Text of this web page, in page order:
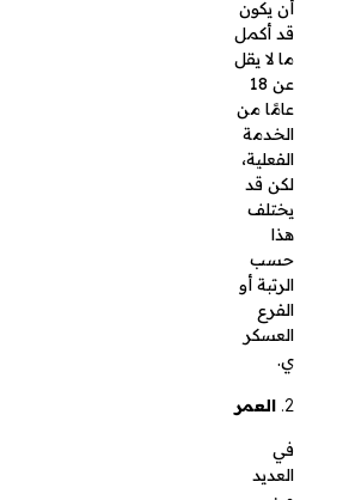
يختلف
هذا حسب
الرتبة أو
الفرع
العسكري.
العمر
في العديد
من
الحالات،
يحدد سن
معين
لتمكن
العسكري
المبكر،
على سبيل